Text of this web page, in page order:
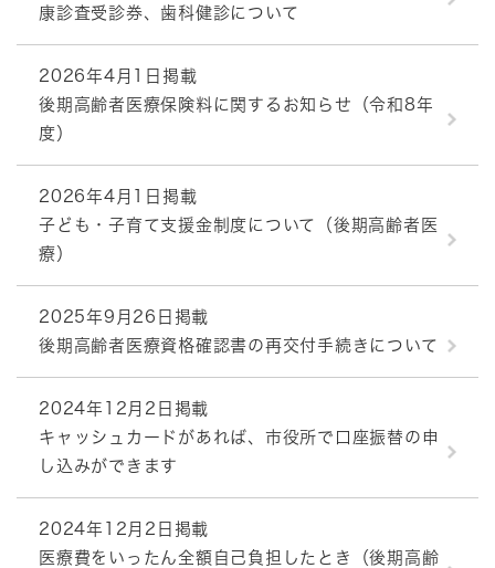
康診査受診券、歯科健診について
2026年4月1日掲載
後期高齢者医療保険料に関するお知らせ（令和8年
度）
2026年4月1日掲載
子ども・子育て支援金制度について（後期高齢者医
療）
2025年9月26日掲載
後期高齢者医療資格確認書の再交付手続きについて
2024年12月2日掲載
キャッシュカードがあれば、市役所で口座振替の申
し込みができます
2024年12月2日掲載
医療費をいったん全額自己負担したとき（後期高齢